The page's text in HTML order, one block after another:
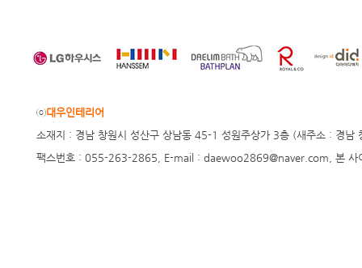
ⓒ대우인테리어
소재지 : 경남 창원시 성산구 상남동 45-1 성원주상가 3층 (새주소 :
팩스번호 : 055-263-2865, E-mail : daewoo2869@naver.com, 본 사이